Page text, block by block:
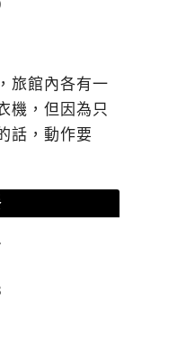
旅館內各有一
機，但因為只
話，動作要